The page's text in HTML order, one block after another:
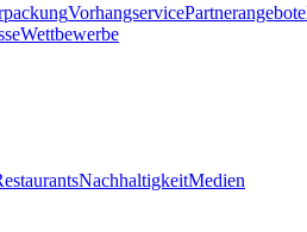
VorhangservicePartnerangebote
Wettbewerbe
NachhaltigkeitMedien